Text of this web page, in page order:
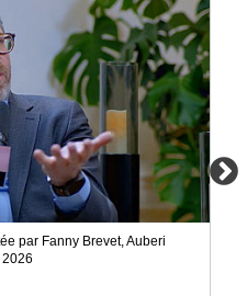
par Fanny Brevet, Auberi